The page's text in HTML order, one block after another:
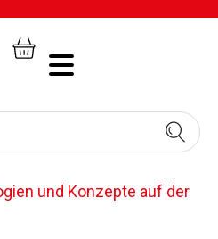
und Konzepte auf der